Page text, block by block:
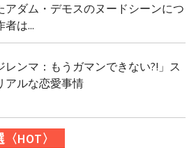
アダム・デモスのヌードシーンにつ
者は...
レンマ：もうガマンできない?!」ス
アルな恋愛事情
HOT〉